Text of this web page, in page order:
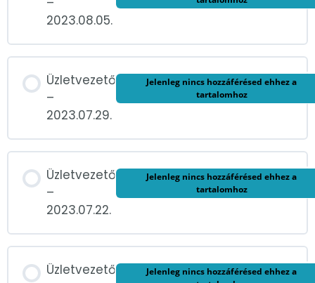
2023.08.05.
Üzletvezető
–
2023.07.29.
Jelenleg nincs hozzáférésed ehhez a
tartalomhoz
Üzletvezető
–
2023.07.22.
Jelenleg nincs hozzáférésed ehhez a
tartalomhoz
Üzletvezető
Jelenleg nincs hozzáférésed ehhez a